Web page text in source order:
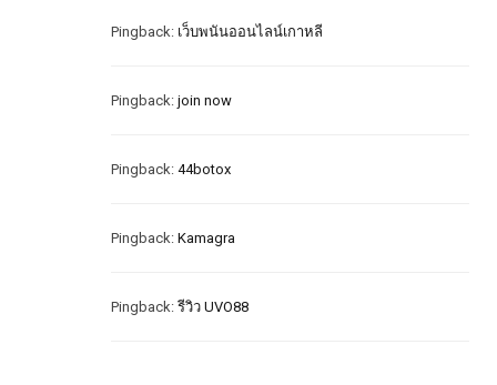
Pingback: เว็บพนันออนไลน์เกาหลี
Pingback: join now
Pingback: 44botox
Pingback: Kamagra
Pingback: รีวิว UVO88